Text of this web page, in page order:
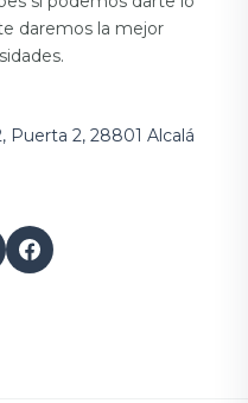
daremos la mejor
Puerta 2, 28801 Alcalá